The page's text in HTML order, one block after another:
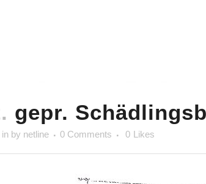
gepr.
in by netline 0 Comments 0 Likes